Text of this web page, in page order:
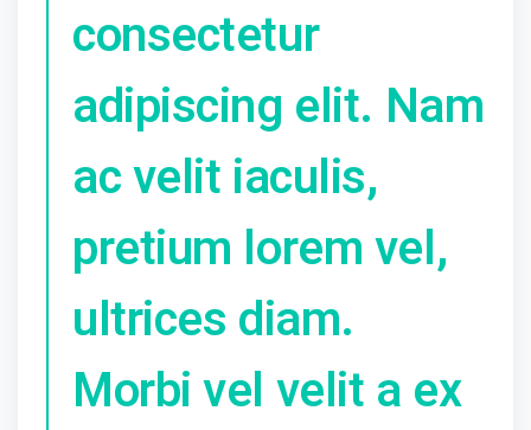
consectetur
adipiscing elit. Nam
ac velit iaculis,
pretium lorem vel,
ultrices diam.
Morbi vel velit a ex